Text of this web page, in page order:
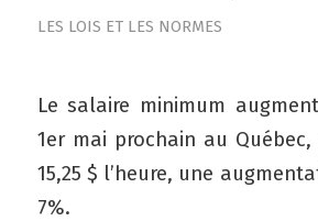
LES LOIS ET LES NORMES
Le salaire minimum
1er mai prochain au
15,25 $ l’heure, une
7%.